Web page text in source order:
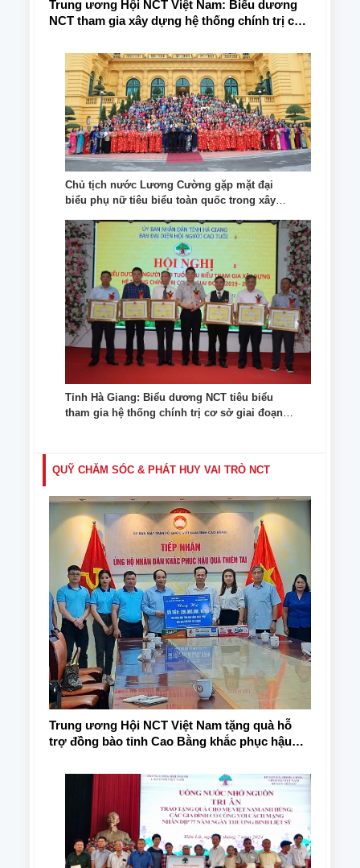
Trung ương Hội NCT Việt Nam: Biểu dương
NCT tham gia xây dựng hệ thống chính trị cơ
phong trào thi đua “Tuổi cao - Gương sáng”
giai đoạn 2021 - 2025
Chủ tịch nước Lương Cường gặp mặt đại
biểu phụ nữ tiêu biểu toàn quốc trong xây
Tỉnh Hà Giang: Biểu dương NCT tiêu biểu
tham gia hệ thống chính trị cơ sở giai đoạn
QUỸ CHĂM SÓC & PHÁT HUY VAI TRÒ NCT
Trung ương Hội NCT Việt Nam tặng quà hỗ
trợ đồng bào tỉnh Cao Bằng khắc phục hậu